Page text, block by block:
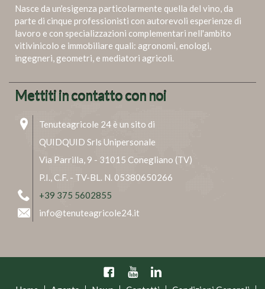
Nasce da un'esigenza particolarmente quella del vino, da
parte di cinque professionisti con autorevoli esperienze di
lavoro e con specializzazioni complementari nell'ambito
vitivinicolo e immobiliare quali: agronomi, enologi,
ingegneri, geometri, e mediatori agricoli.
Mettiti in contatto con noi
Tenuteagricole 24 è un sito di
QUIDQUID Srls Unipersonale
Via Parrilla, 9 - 31015 Conegliano (TV)
P.I., C.F. - TV-BL. N. 05380650266
+39 375 5602855
info@tenuteagricole24.it